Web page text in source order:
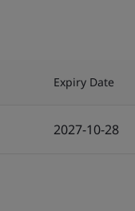
Expiry Date
2027-10-28